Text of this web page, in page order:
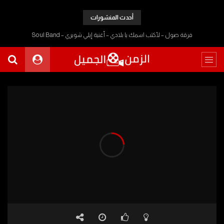
أحدث المنشورات
فرقة صول – لأكتب اسمك يا بلادي – أغنية إيلي شويري – Soul Band